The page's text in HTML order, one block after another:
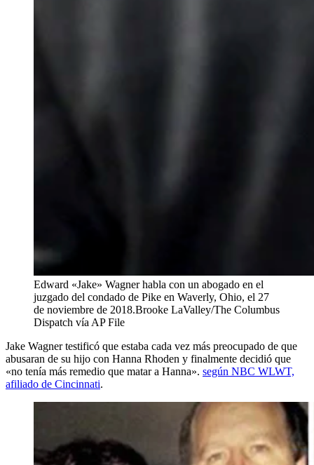
Edward «Jake» Wagner habla con un abogado en el
juzgado del condado de Pike en Waverly, Ohio, el 27
de noviembre de 2018.Brooke LaValley/The Columbus
Dispatch vía AP File
Jake Wagner testificó que estaba cada vez más preocupado de que
abusaran de su hijo con Hanna Rhoden y finalmente decidió que
«no tenía más remedio que matar a Hanna». según NBC WLWT,
afiliado de Cincinnati.